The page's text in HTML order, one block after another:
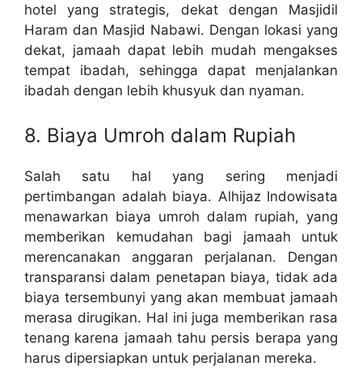
hotel yang strategis, dekat dengan Masjidil
Haram dan Masjid Nabawi. Dengan lokasi yang
dekat, jamaah dapat lebih mudah mengakses
tempat ibadah, sehingga dapat menjalankan
ibadah dengan lebih khusyuk dan nyaman.
8. Biaya Umroh dalam Rupiah
Salah satu hal yang sering menjadi
pertimbangan adalah biaya. Alhijaz Indowisata
menawarkan biaya umroh dalam rupiah, yang
memberikan kemudahan bagi jamaah untuk
merencanakan anggaran perjalanan. Dengan
transparansi dalam penetapan biaya, tidak ada
biaya tersembunyi yang akan membuat jamaah
merasa dirugikan. Hal ini juga memberikan rasa
tenang karena jamaah tahu persis berapa yang
harus dipersiapkan untuk perjalanan mereka.